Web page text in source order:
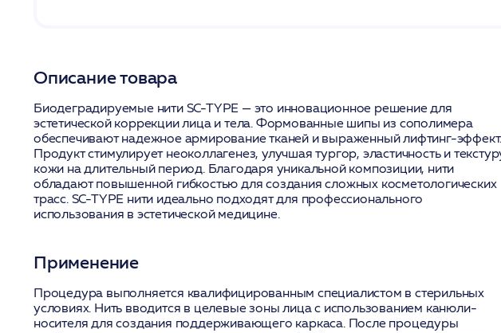
Описание товара
Биодеградируемые нити SC-TYPE — это инновационное решение для
эстетической коррекции лица и тела. Формованные шипы из сополимера
обеспечивают надежное армирование тканей и выраженный лифтинг-эффект.
Продукт стимулирует неоколлагенез, улучшая тургор, эластичность и
кожи на длительный период. Благодаря уникальной композиции, нити
обладают повышенной гибкостью для создания сложных косметологических
трасс. SC-TYPE нити идеально подходят для профессионального
использования в эстетической медицине.
Применение
Процедура выполняется квалифицированным специалистом в стерильных
условиях. Нить вводится в целевые зоны лица с использованием канюли-
носителя для создания поддерживающего каркаса. После процедуры